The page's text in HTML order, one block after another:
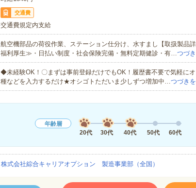
交通費
交通費規定内支給
航空機部品の荷役作業、ステーション仕分け、水すまし【取扱製品
福利厚生≫・日払い制度・社会保険完備・無料定期健診・有…つづ
◆未経験OK！〇まずは事前登録だけでもOK！履歴書不要で気軽に
種などを入力するだけ★オシゴトただいま少しずつ増加中…つづき
年齢層
20代
30代 40代 50代 60代
株式会社綜合キャリアオプション 製造事業部（全国）